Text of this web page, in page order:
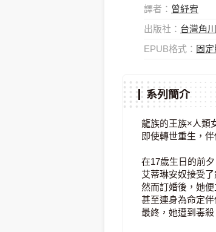
譯者： 曾紓宥
出版社： 台灣角
EPUB格式： 固
系列簡介
龍族的王族×人類
即使轉世重生，
在17歲生日的前夕
艾蒂琳安奴接受
然而訂婚後，她便
甚至連身為命定
最終，她遭到毒殺